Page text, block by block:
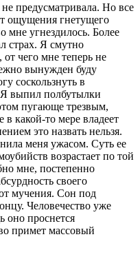
предусматривала. Но все
ощущения гнетущего
мне угнездилось. Более
страх. Я смутно
от чего мне теперь не
вынужден буду
соскользнуть в
Я выпил полбутылки
пугающе трезвым,
в какой‑то мере владеет
это назвать нельзя.
меня ужасом. Суть ее
возрастает по той
мне, постепенно
своего
мучения. Сон под
Человечество уже
оно проснется
примет массовый